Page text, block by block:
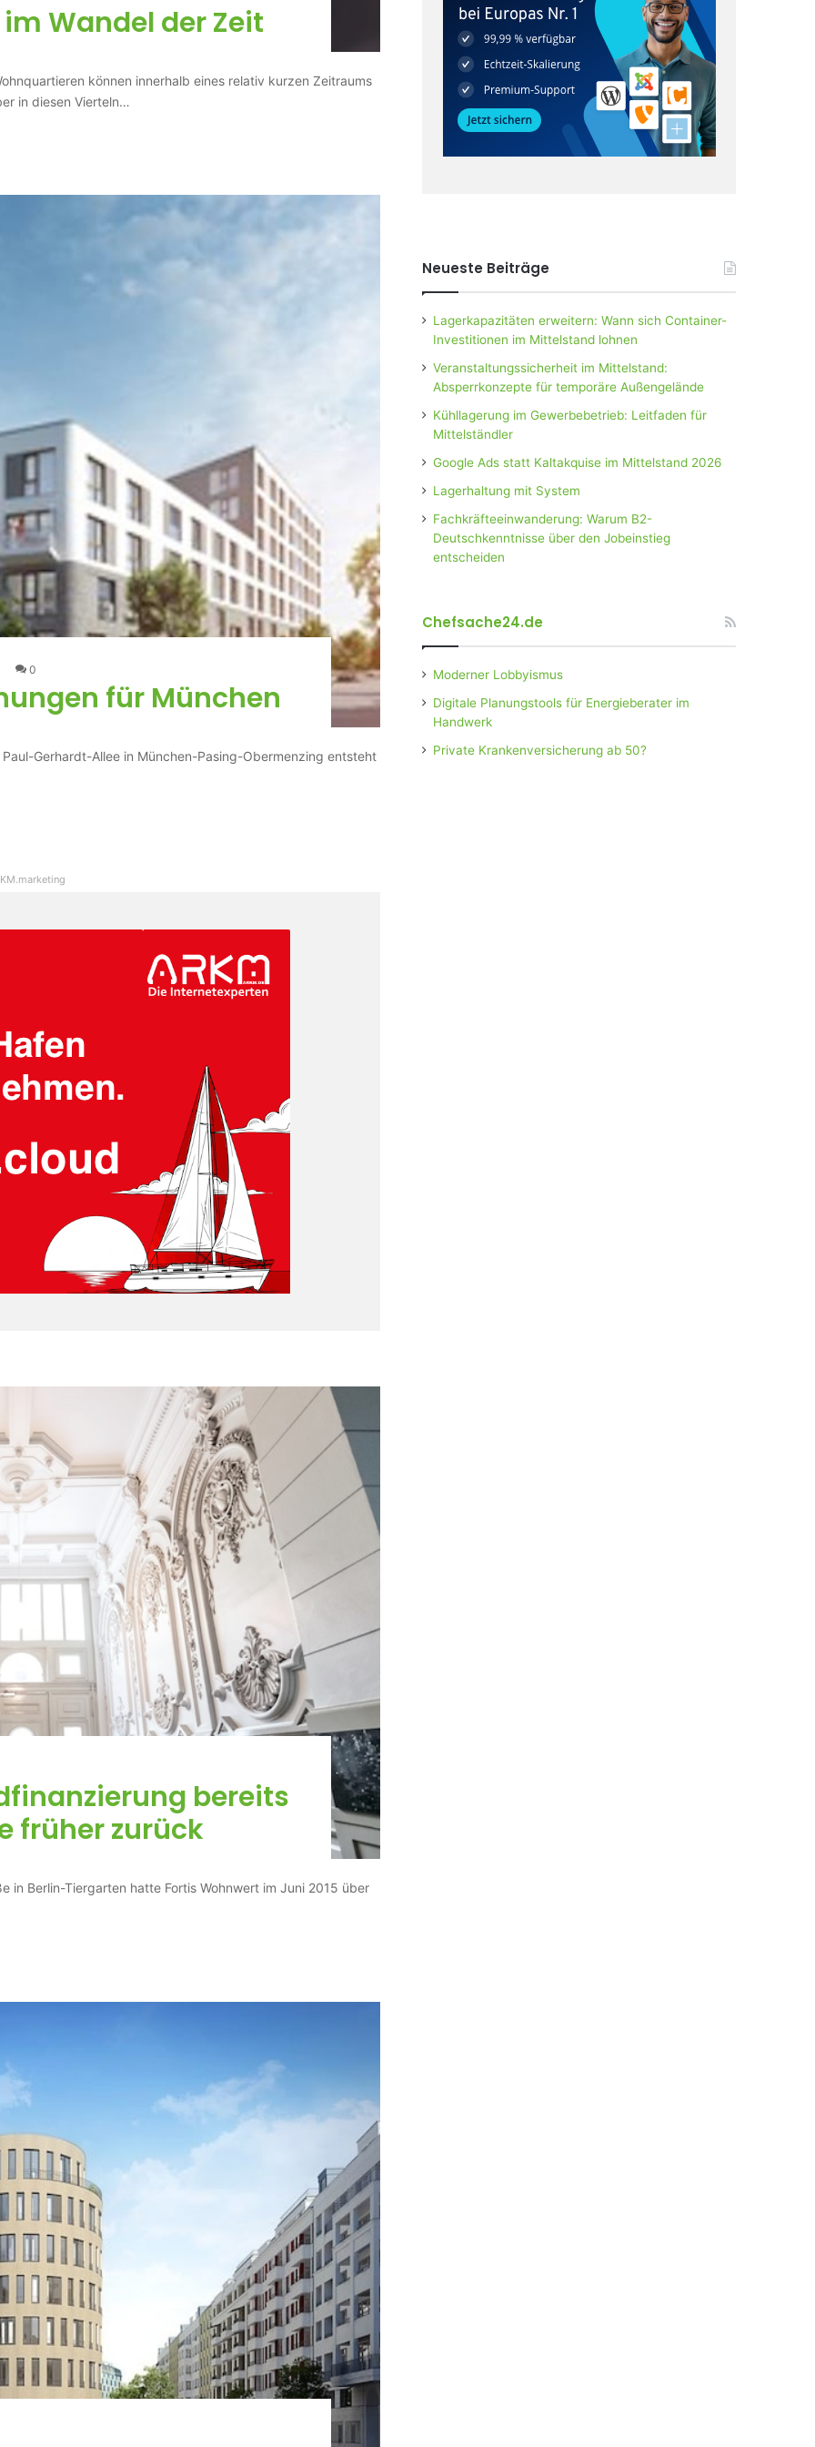
Wandel der Zeit
können innerhalb eines relativ kurzen Zeitraums
in diesen Vierteln…
0
für München
Gerhardt-Allee in München-Pasing-Obermenzing entsteht
bereits
früher zurück
in Berlin-Tiergarten hatte Fortis Wohnwert im Juni 2015 über
Neueste Beiträge
Lagerkapazitäten erweitern: Wann sich Container-
Investitionen im Mittelstand lohnen
Veranstaltungssicherheit im Mittelstand:
Absperrkonzepte für temporäre Außengelände
Kühllagerung im Gewerbebetrieb: Leitfaden für
Mittelständler
Google Ads statt Kaltakquise im Mittelstand 2026
Lagerhaltung mit System
Fachkräfteeinwanderung: Warum B2-
Deutschkenntnisse über den Jobeinstieg
entscheiden
Chefsache24.de
Moderner Lobbyismus
Digitale Planungstools für Energieberater im
Handwerk
Private Krankenversicherung ab 50?